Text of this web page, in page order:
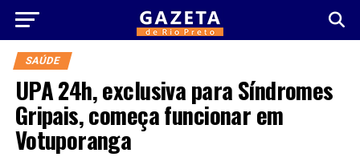
SAÚDE
UPA 24h, exclusiva para Síndromes
Gripais, começa funcionar em
Votuporanga